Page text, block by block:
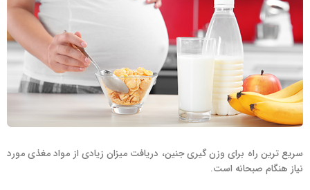
سریع ترین راه برای وزن گیری جنین، دریافت میزان زیادی از مواد مغذی مورد
نیاز هنگام صبحانه است.